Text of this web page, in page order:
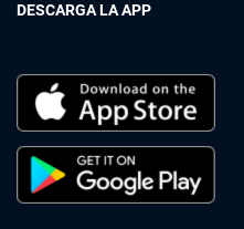
DESCARGA LA APP